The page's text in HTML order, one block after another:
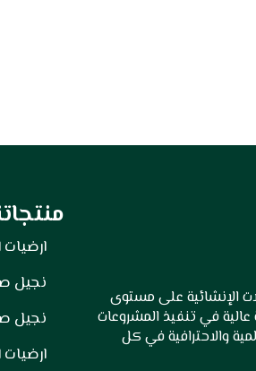
الإنشائية على مستوى
في تنفيذ المشروعات
والاحترافية في كل
ارضيات
نجيل
نجيل
ارضيات